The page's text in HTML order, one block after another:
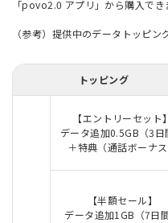
「povo2.0 アプリ」から購入でき
（参考）提供中のデータトッピ
トッピング
【エントリーセット】
データ追加0.5GB（3日
＋特典（通話ボーナス
【半額セール】
データ追加1GB（7日間